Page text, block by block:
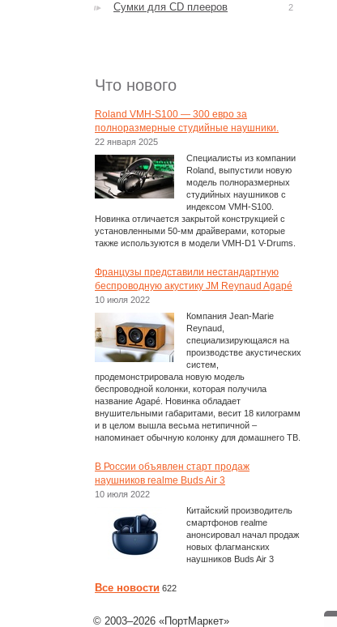
Сумки для CD плееров 2
Что нового
Roland VMH-S100 — 300 евро за
полноразмерные студийные наушники.
22 января 2025
Специалисты из компании
Roland, выпустили новую
модель полноразмерных
студийных наушников с
индексом VMH-S100.
Новинка отличается закрытой конструкцией с
установленными 50-мм драйверами, которые
также используются в модели VMH-D1 V-Drums.
Французы представили нестандартную
беспроводную акустику JM Reynaud Agapé
10 июля 2022
Компания Jean-Marie
Reynaud,
специализирующаяся на
производстве акустических
систем,
продемонстрировала новую модель
беспроводной колонки, которая получила
название Agapé. Новинка обладает
внушительными габаритами, весит 18 килограмм
и в целом вышла весьма нетипичной –
напоминает обычную колонку для домашнего ТВ.
В России объявлен старт продаж
наушников realme Buds Air 3
10 июля 2022
Китайский производитель
смартфонов realme
анонсировал начал продаж
новых флагманских
наушников Buds Air 3
Все новости 622
© 2003–2026 «ПортМаркет»